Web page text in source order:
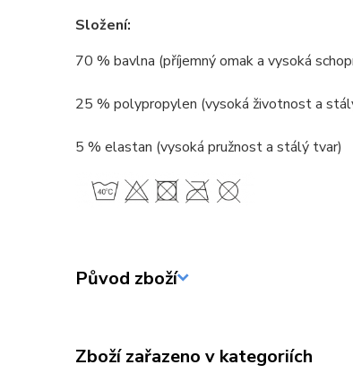
Složení:
70 % bavlna (příjemný omak a vysoká
25 % polypropylen (vysoká životnost a
5 % elastan (vysoká pružnost a stálý tvar)
Původ zboží
Zboží zařazeno v kategoriích